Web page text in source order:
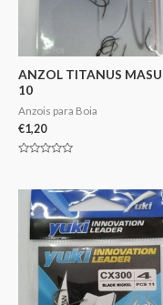
ANZOL TITANUS MASU
10
Anzois para Boia
€1,20
5